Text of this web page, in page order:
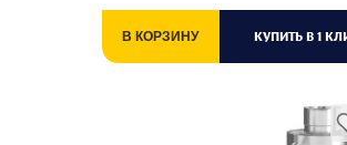
В КОРЗИНУ КУПИТЬ В 1